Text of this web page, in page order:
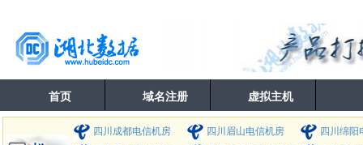
首页 域名注册 虚拟主机
四川成都电信机房 四川眉山电信机房
四川绵阳